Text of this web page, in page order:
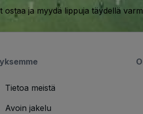
ja myydä lippuja täydellä
Tietoa meistä
Avoin jakelu